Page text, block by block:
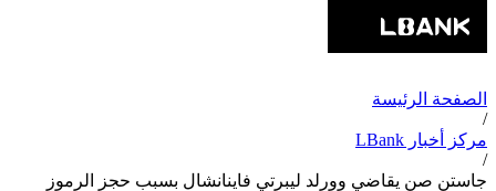
الصفحة الرئيسة
/
مركز أخبار LBank
/
جاستن صن يقاضي وورلد ليبرتي فاينانشال بسبب حجز الرموز